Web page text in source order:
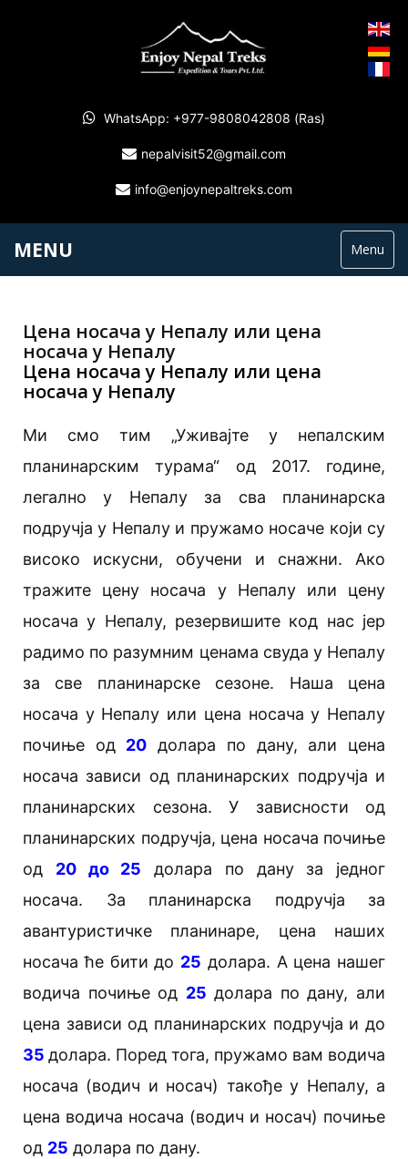
WhatsApp: +977-9808042808 (Ras)
nepalvisit52@gmail.com
info@enjoynepaltreks.com
MENU Menu
Цена носача у Непалу или цена
носача у Непалу
Цена носача у Непалу или цена
носача у Непалу
Ми смо тим „Уживајте у непалским
планинарским турама“ од 2017. године,
легално у Непалу за сва планинарска
подручја у Непалу и пружамо носаче који су
високо искусни, обучени и снажни. Ако
тражите цену носача у Непалу или цену
носача у Непалу, резервишите код нас јер
радимо по разумним ценама свуда у Непалу
за све планинарске сезоне. Наша цена
носача у Непалу или цена носача у Непалу
почиње од 20 долара по дану, али цена
носача зависи од планинарских подручја и
планинарских сезона. У зависности од
планинарских подручја, цена носача почиње
од 20 до 25 долара по дану за једног
носача. За планинарска подручја за
авантуристичке планинаре, цена наших
носача ће бити до 25 долара. А цена нашег
водича почиње од 25 долара по дану, али
цена зависи од планинарских подручја и до
35 долара. Поред тога, пружамо вам водича
носача (водич и носач) такође у Непалу, а
цена водича носача (водич и носач) почиње
од 25 долара по дану.